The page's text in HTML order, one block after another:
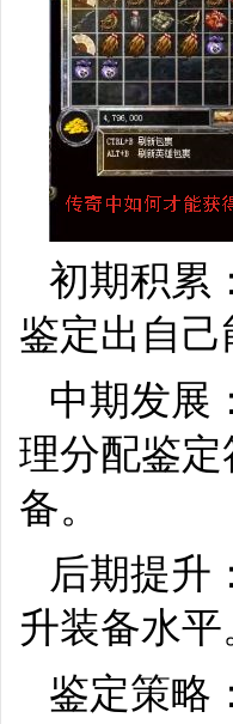
初期积累
鉴定出自
中期发展
理分配鉴
备。
后期提升
升装备水
鉴定策略